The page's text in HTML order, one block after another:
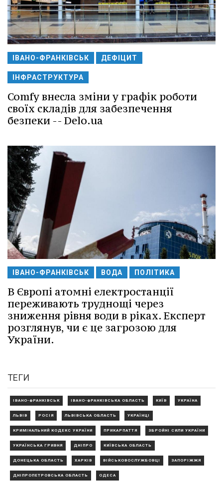
ІВАНО-ФРАНКІВСЬК ДЕФІЦИТ
ІНФРАСТРУКТУРА
Comfy внесла зміни у графік роботи
своїх складів для забезпечення
безпеки -- Delo.ua
ІВАНО-ФРАНКІВСЬК ВОДА ПОЛІТИКА
В Європі атомні електростанції
переживають труднощі через
зниження рівня води в ріках. Експерт
розглянув, чи є це загрозою для
України.
ТЕГИ
ІВАНО-ФРАНКІВСЬК ІВАНО-ФРАНКІВСЬКА ОБЛАСТЬ КИЇВ УКРАЇНА
ЛЬВІВ РОСІЯ ЛЬВІВСЬКА ОБЛАСТЬ УКРАЇНЦІ
КРИМІНАЛЬНИЙ КОДЕКС УКРАЇНИ ПРИКАРПАТТЯ ЗБРОЙНІ СИЛИ УКРАЇНИ
УКРАЇНСЬКА ГРИВНЯ ДНІПРО КИЇВСЬКА ОБЛАСТЬ
ДОНЕЦЬКА ОБЛАСТЬ ХАРКІВ ВІЙСЬКОВОСЛУЖБОВЦІ ЗАПОРІЖЖЯ
ДНІПРОПЕТРОВСЬКА ОБЛАСТЬ ОДЕСА